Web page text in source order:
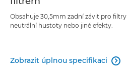
Obsahuje 30,5mm zadní závit pro filtry
neutrální hustoty nebo jiné efekty.
Zobrazit úplnou specifikaci 